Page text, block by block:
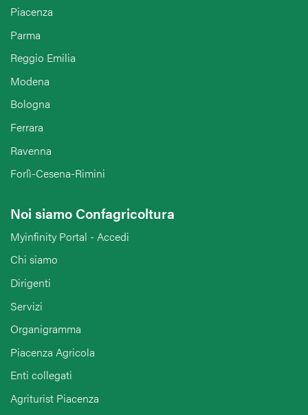
Piacenza
Parma
Reggio Emilia
Modena
Bologna
Ferrara
Ravenna
Forlì-Cesena-Rimini
Noi siamo Confagricoltura
Myinfinity Portal - Accedi
Chi siamo
Dirigenti
Servizi
Organigramma
Piacenza Agricola
Enti collegati
Agriturist Piacenza